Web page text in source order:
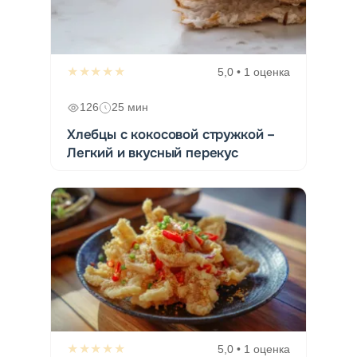
★★★★★ 5,0 • 1 оценка
126 25 мин
Хлебцы с кокосовой стружкой –
Легкий и вкусный перекус
★★★★★ 5,0 • 1 оценка